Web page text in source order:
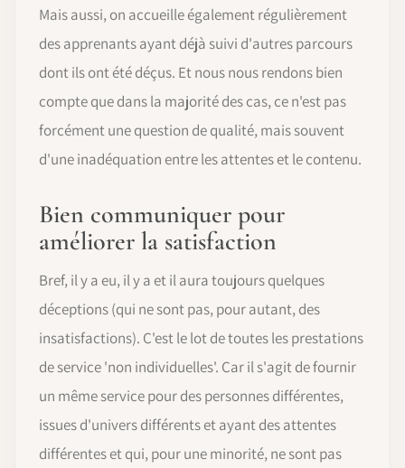
Mais aussi, on accueille également régulièrement
des apprenants ayant déjà suivi d'autres parcours
dont ils ont été déçus. Et nous nous rendons bien
compte que dans la majorité des cas, ce n'est pas
forcément une question de qualité, mais souvent
d'une inadéquation entre les attentes et le contenu.
Bien communiquer pour
améliorer la satisfaction
Bref, il y a eu, il y a et il aura toujours quelques
déceptions (qui ne sont pas, pour autant, des
insatisfactions). C'est le lot de toutes les prestations
de service 'non individuelles'. Car il s'agit de fournir
un même service pour des personnes différentes,
issues d'univers différents et ayant des attentes
différentes et qui, pour une minorité, ne sont pas